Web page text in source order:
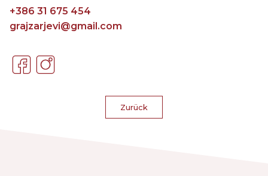
+386 31 675 454
grajzarjevi@gmail.com
Zurück